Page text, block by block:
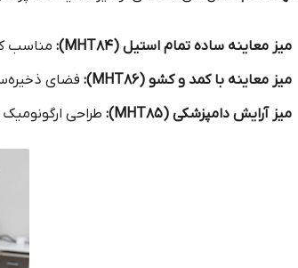
میز معاینه ساده تمام استیل (MHT84):
مناسب
میز معاینه با کمد و کشو (MHT86):
فضای
میز آرایش دامپزشکی (MHT85):
طراحی